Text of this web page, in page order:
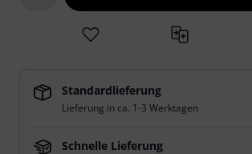
Standardlieferung
Lieferung in ca. 1-3 Werktagen
Schnelle Lieferung